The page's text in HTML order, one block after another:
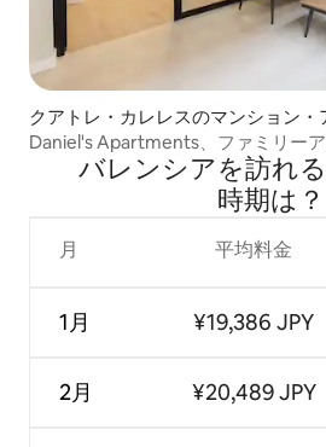
クアトレ・カレレスのマンション・
Daniel's Apartments、ファミリー
バレンシアを訪⁠れ⁠
時⁠期⁠は⁠？
月
1月
2月
平均料金
¥19,386 JPY
¥20,489 JPY